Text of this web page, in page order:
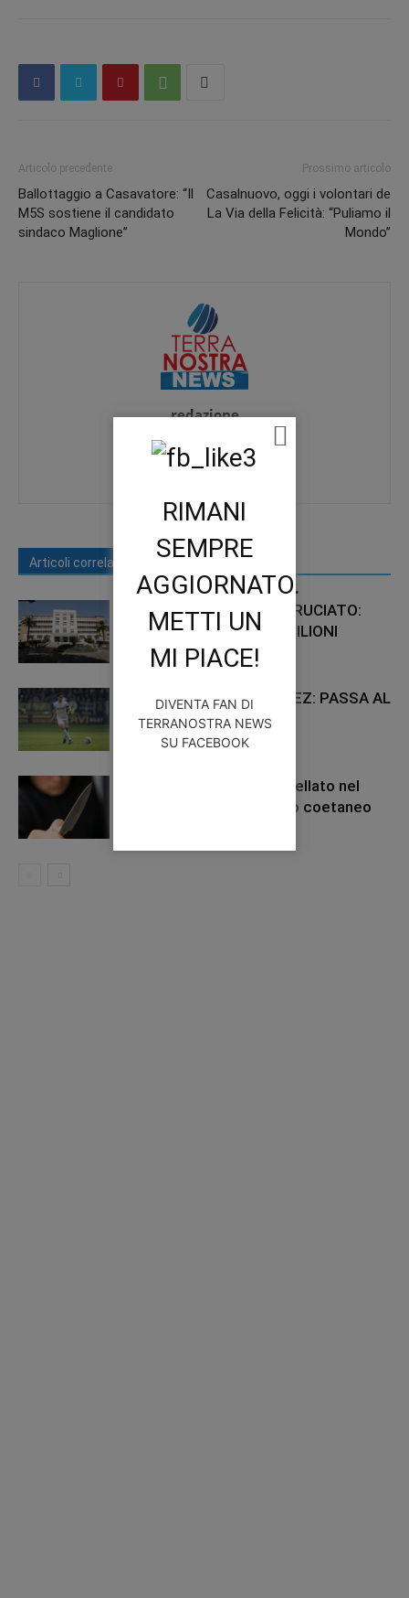
Articolo precedente
Ballottaggio a Casavatore: “Il
M5S sostiene il candidato
sindaco Maglione”
Prossimo articolo
Casalnuovo, oggi i volontari de
La Via della Felicità: “Puliamo il
Mondo”
redazione
https://www.terranostranews.it
Articoli correlati
DOMENICO E IL CUORE BRUCIATO:
RISARCIMENTO DA 1,5 MILIONI
NAPOLI, ADDIO GUTIERREZ: PASSA AL
LVERKUSEN
Ponticelli, 12enne accoltellato nel
rione Conocal: individuato coetaneo
RIMANI
SEMPRE
AGGIORNATO.
METTI UN
MI PIACE!
DIVENTA FAN DI
TERRANOSTRA NEWS
SU FACEBOOK